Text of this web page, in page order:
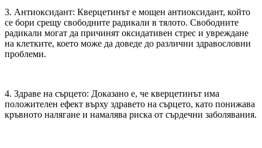
3. Антиоксидант: Кверцетинът е мощен антиоксидант, който
се бори срещу свободните радикали в тялото. Свободните
радикали могат да причинят оксидативен стрес и увреждане
на клетките, което може да доведе до различни здравословни
проблеми.
4. Здраве на сърцето: Доказано е, че кверцетинът има
положителен ефект върху здравето на сърцето, като понижава
кръвното налягане и намалява риска от сърдечни заболявания.